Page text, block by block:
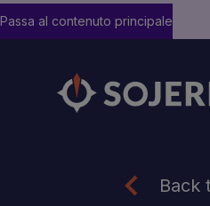
Passa al contenuto principale
Back